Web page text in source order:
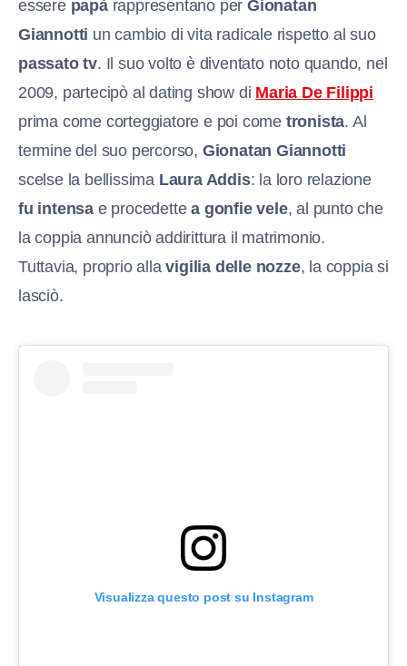
essere papàrappresentano perGionatan
Giannotti un cambio di vita radicale rispetto al suo
passato tv. Il suo volto è diventato noto quando, nel
2009, partecipò al dating show di Maria De Filippi
prima come corteggiatore e poi come tronista. Al
termine del suo percorso, Gionatan Giannotti
scelse la bellissima Laura Addis: la loro relazione
fu intensa e procedettea gonfie vele, al punto che
la coppia annunciò addirittura il matrimonio.
Tuttavia, proprio allavigilia delle nozze, la coppia si
lasciò.
Visualizza questo post su Instagram